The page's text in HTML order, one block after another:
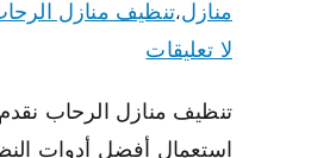
منازل،تنظيف منازل
لا تعليقات
تنظيف منازل الرحاب
استعمال أفضل أدوات